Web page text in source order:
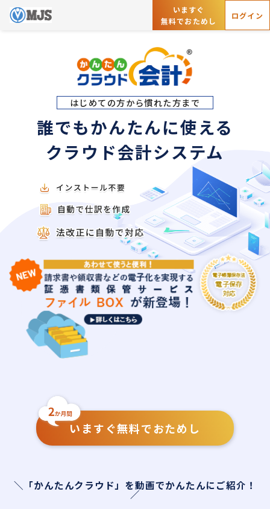
いますぐ
無料でおためし
ログイン
はじめての方から慣れた方まで
誰でもかんたんに使える
クラウド会計システム
いますぐ無料でおためし
＼「かんたんクラウド」を動画でかんたんにご紹介！
／